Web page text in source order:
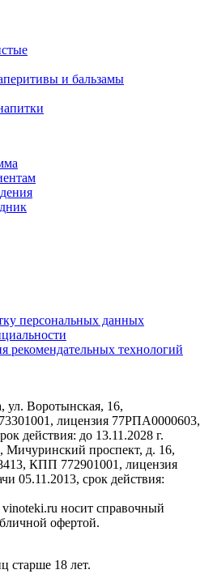
и бальзамы
персональных данных
рекомендательных технологий
Воротынская, 16,
лицензия 77РПА0000603,
действия: до 13.11.2028 г.
проспект, д. 16,
КПП 772901001, лицензия
05.11.2013, срок действия:
носит справочный
офертой.
старше 18 лет.